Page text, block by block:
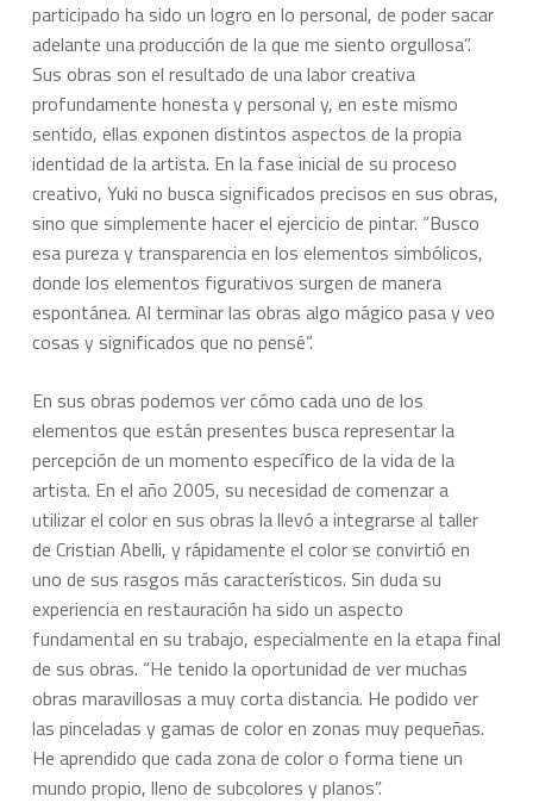
participado ha sido un logro en lo personal, de poder sacar
adelante una producción de la que me siento orgullosa”.
Sus obras son el resultado de una labor creativa
profundamente honesta y personal y, en este mismo
sentido, ellas exponen distintos aspectos de la propia
identidad de la artista. En la fase inicial de su proceso
creativo, Yuki no busca significados precisos en sus obras,
sino que simplemente hacer el ejercicio de pintar. “Busco
esa pureza y transparencia en los elementos simbólicos,
donde los elementos figurativos surgen de manera
espontánea. Al terminar las obras algo mágico pasa y veo
cosas y significados que no pensé”.
En sus obras podemos ver cómo cada uno de los
elementos que están presentes busca representar la
percepción de un momento específico de la vida de la
artista. En el año 2005, su necesidad de comenzar a
utilizar el color en sus obras la llevó a integrarse al taller
de Cristian Abelli, y rápidamente el color se convirtió en
uno de sus rasgos más característicos. Sin duda su
experiencia en restauración ha sido un aspecto
fundamental en su trabajo, especialmente en la etapa final
de sus obras. “He tenido la oportunidad de ver muchas
obras maravillosas a muy corta distancia. He podido ver
las pinceladas y gamas de color en zonas muy pequeñas.
He aprendido que cada zona de color o forma tiene un
mundo propio, lleno de subcolores y planos”.